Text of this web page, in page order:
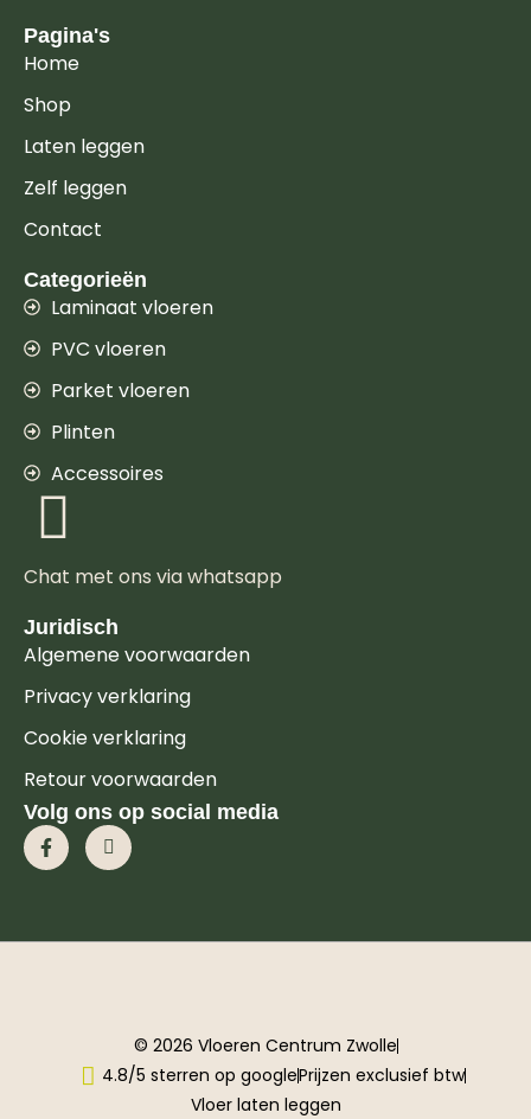
Pagina's
Home
Shop
Laten leggen
Zelf leggen
Contact
Categorieën
Laminaat vloeren
PVC vloeren
Parket vloeren
Plinten
Accessoires
Chat met ons via whatsapp
Juridisch
Algemene voorwaarden
Privacy verklaring
Cookie verklaring
Retour voorwaarden
Volg ons op social media
© 2026 Vloeren Centrum Zwolle
4.8/5 sterren op googlePrijzen exclusief btw
Vloer laten leggen